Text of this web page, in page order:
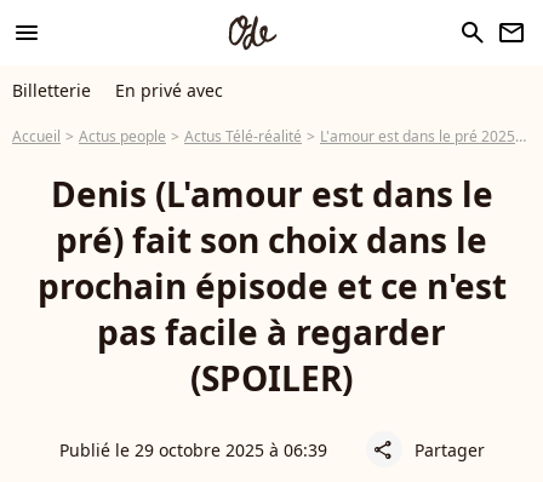
menu search newsletter
Billetterie En privé avec
Accueil Actus people Actus Télé-réalité L'amour est dans le pré 2025
Denis (L'amour est dans le
pré) fait son choix dans le
prochain épisode et ce n'est
pas facile à regarder
(SPOILER)
Publié le 29 octobre 2025 à 06:39 share Partager